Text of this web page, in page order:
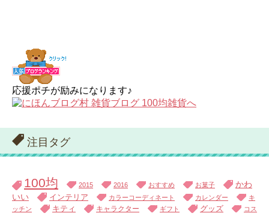
応援ポチが励みになります♪
注目タグ
100均 2015 2016 おすすめ お菓子
かわ
いい
インテリア カラーコーディネート カレンダー
キ
ッチン
キティ キャラクター ギフト グッズ コス